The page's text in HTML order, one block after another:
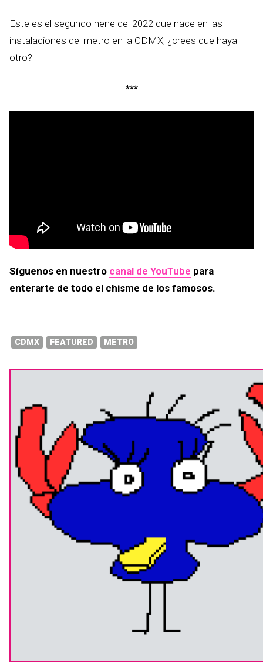
Este es el segundo nene del 2022 que nace en las
instalaciones del metro en la CDMX, ¿crees que haya
otro?
***
Síguenos en nuestro canal de YouTube para
enterarte de todo el chisme de los famosos.
CDMX FEATURED METRO